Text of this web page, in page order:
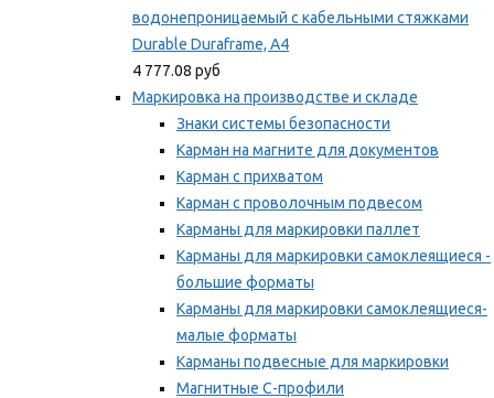
водонепроницаемый с кабельными стяжками
Durable Duraframe, А4
4 777.08 руб
Маркировка на производстве и складе
Знаки системы безопасности
Карман на магните для документов
Карман с прихватом
Карман с проволочным подвесом
Карманы для маркировки паллет
Карманы для маркировки самоклеящиеся -
большие форматы
Карманы для маркировки самоклеящиеся-
малые форматы
Карманы подвесные для маркировки
Магнитные С-профили